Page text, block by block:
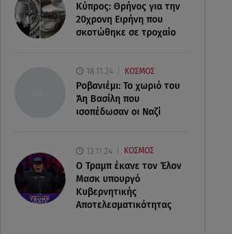
Κύπρος: Θρήνος για την
20χρονη Ειρήνη που
σκοτώθηκε σε τροχαίο
18.11.24 ΚΟΣΜΟΣ
Ροβανιέμι: Το χωριό του
Άη Βασίλη που
ισοπέδωσαν οι Ναζί
13.11.24 ΚΟΣΜΟΣ
O Τραμπ έκανε τον Έλον
Μασκ υπουργό
Κυβερνητικής
Αποτελεσματικότητας